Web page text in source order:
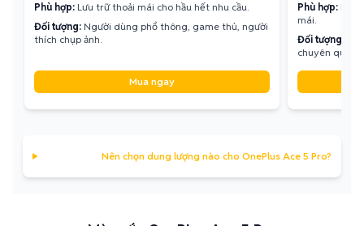
Phù hợp: Lưu trữ thoải mái cho hầu hết nhu cầu.
Đối tượng: Người dùng phổ thông, game thủ, người
thích chụp ảnh.
Mua ngay
Phù hợp:
mái.
Đối tượng:
chuyên quay
Nên chọn dung lượng nào cho OnePlus Ace 5 Pro?